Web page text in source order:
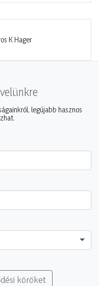
K Hager
legújabb hasznos
köröket